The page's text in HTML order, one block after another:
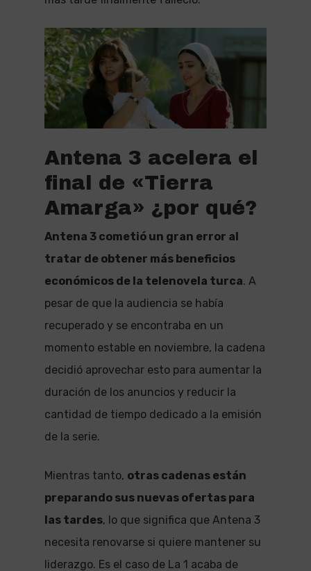
Antena 3 acelera el
final de «Tierra
Amarga» ¿por qué?
Antena 3 cometió un gran error al
tratar de obtener más beneficios
económicos de la telenovela turca. A
pesar de que la audiencia se había
recuperado y se encontraba en un
momento estable en noviembre, la cadena
decidió aprovechar esto para aumentar la
duración de los anuncios y reducir la
cantidad de tiempo dedicado a la emisión
de la serie.
Mientras tanto, otras cadenas están
preparando sus nuevas ofertas para
las tardes, lo que significa que Antena 3
necesita renovarse si quiere mantener su
liderazgo. Es el caso de La 1 acaba de